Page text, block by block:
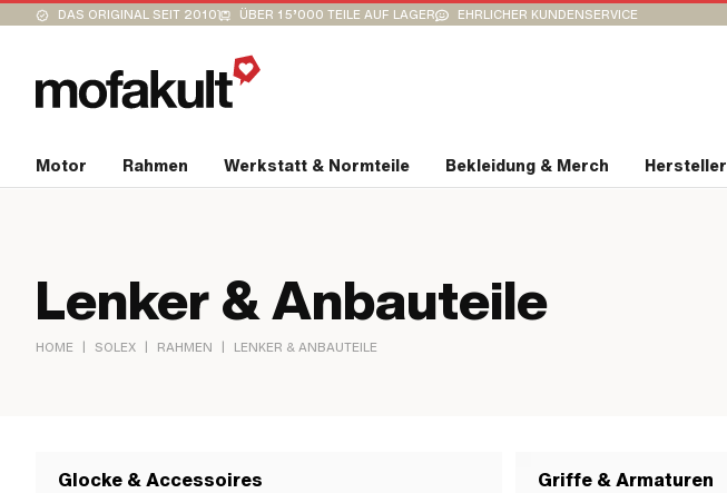
DAS ORIGINAL SEIT 2010 ÜBER 15’000 TEILE AUF LAGER EHRLICHER KUNDENSERVICE
Motor Rahmen Werkstatt & Normteile Bekleidung & Merch Hersteller
Lenker & Anbauteile
HOME | SOLEX | RAHMEN | LENKER & ANBAUTEILE
Glocke & Accessoires Griffe & Armaturen